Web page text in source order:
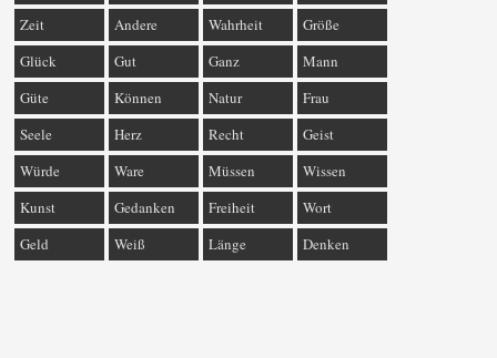
Zeit
Andere Wahrheit
Größe
Glück
Gut Ganz
Mann
Güte
Können Natur
Frau
Seele
Herz Recht
Geist
Würde
Ware Müssen
Wissen
Kunst
Gedanken Freiheit
Wort
Geld
Weiß Länge Denken